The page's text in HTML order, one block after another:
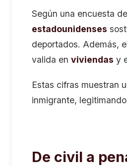
Según una encuesta
estadounidenses
deportados. Además,
valida en viviendas y
Estas cifras muestran
inmigrante,
De civil a